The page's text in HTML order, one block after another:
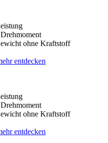
Drehmoment
ohne Kraftstoff
entdecken
Drehmoment
ohne Kraftstoff
entdecken